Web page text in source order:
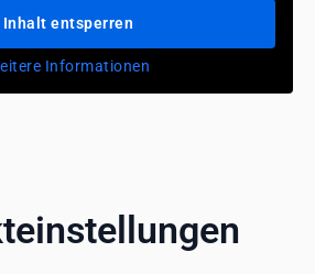
Inhalt entsperren
Informationen